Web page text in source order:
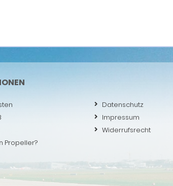
Datenschutz
Impressum
Widerrufsrecht
Propeller?